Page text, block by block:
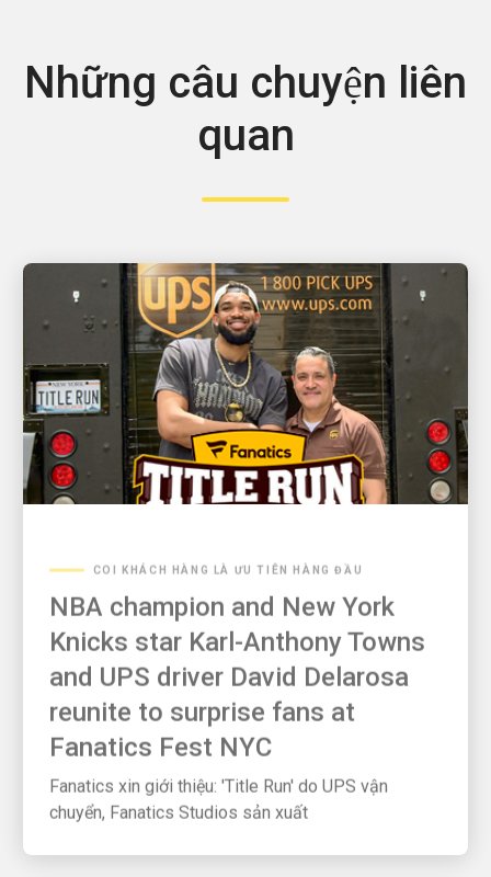
Những câu chuyện liên
quan
NBA champion and New York
Knicks star Karl-Anthony Towns
and UPS driver David Delarosa
reunite to surprise fans at
Fanatics Fest NYC
chuyển, Fanatics Studios sản xuất